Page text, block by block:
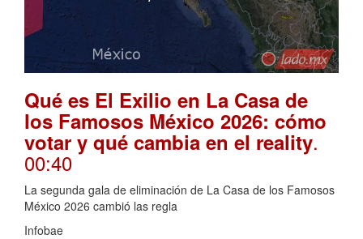
Qué es El Exilio en La Casa de
los Famosos México 2026: cómo
votar y qué cambia en el reality.
00:40
La segunda gala de eliminación de La Casa de los Famosos
México 2026 cambió las regla
Infobae